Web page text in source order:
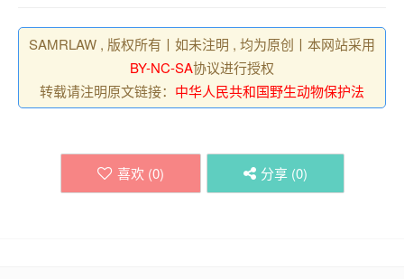
SAMRLAW , 版权所有丨如未注明 , 均为原创丨本网站采用
BY-NC-SA协议进行授权
转载请注明原文链接： 中华人民共和国野生动物保护法
喜欢 (0) 分享 (0)